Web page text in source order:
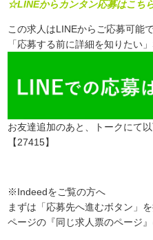
☆LINEからカンタン応募はこち
この求人はLINEからご応募可能で
「応募する前に詳細を知りたい
お友達追加のあと、トークにて
【27415】
※Indeedをご覧の方へ
まずは「応募先へ進むボタン」
ページの『同じ求人票のページ』